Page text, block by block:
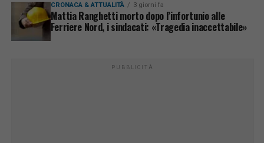
CRONACA & ATTUALITÀ 3 giorni fa
Mattia Ranghetti morto dopo l’infortunio alle
Ferriere Nord, i sindacati: «Tragedia inaccettabile»
PUBBLICITÀ